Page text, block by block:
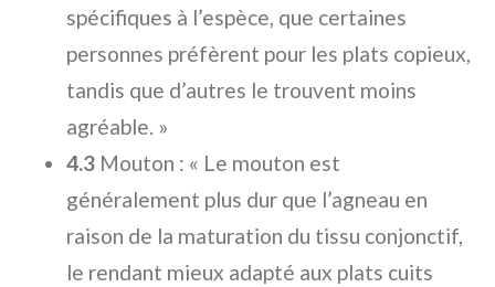
spécifiques à l’espèce, que certaines
personnes préfèrent pour les plats copieux,
tandis que d’autres le trouvent moins
agréable. »
4.3 Mouton : « Le mouton est
généralement plus dur que l’agneau en
raison de la maturation du tissu conjonctif,
le rendant mieux adapté aux plats cuits